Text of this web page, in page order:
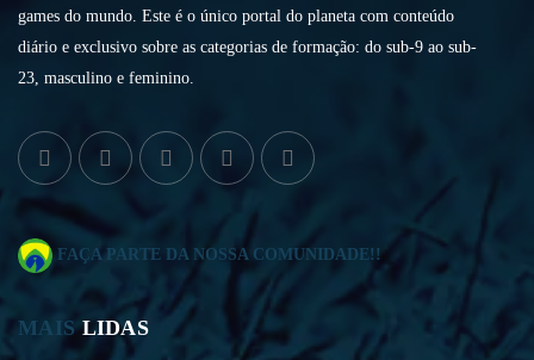
games do mundo. Este é o único portal do planeta com conteúdo
diário e exclusivo sobre as categorias de formação: do sub-9 ao sub-
23, masculino e feminino.
FAÇA PARTE DA NOSSA COMUNIDADE!!
MAISLIDAS